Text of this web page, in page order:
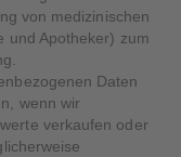
von medizinischen
und Apotheker) zum
Daten
wenn wir
verkaufen oder